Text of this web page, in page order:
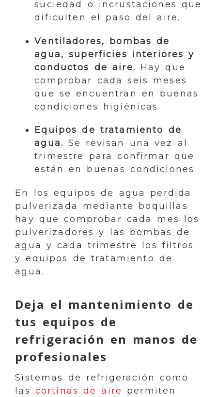
suciedad o incrustaciones que
dificulten el paso del aire.
Ventiladores, bombas de
agua, superficies interiores y
conductos de aire. Hay que
comprobar cada seis meses
que se encuentran en buenas
condiciones higiénicas.
Equipos de tratamiento de
agua. Se revisan una vez al
trimestre para confirmar que
están en buenas condiciones.
En los equipos de agua perdida
pulverizada mediante boquillas
hay que comprobar cada mes los
pulverizadores y las bombas de
agua y cada trimestre los filtros
y equipos de tratamiento de
agua.
Deja el mantenimiento de
tus equipos de
refrigeración en manos de
profesionales
Sistemas de refrigeración como
las cortinas de aire
permiten